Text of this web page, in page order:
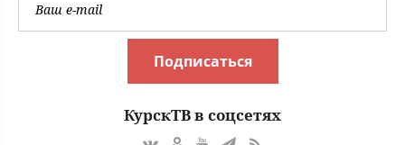
Подписаться
КурскТВ в соцсетях